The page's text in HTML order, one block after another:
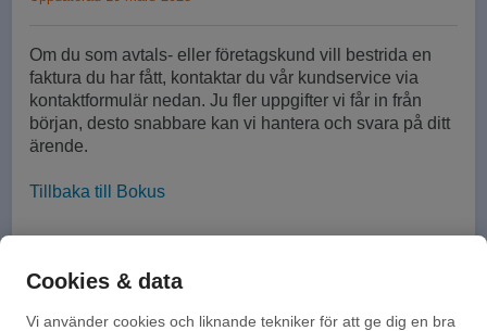
Om du som avtals- eller företagskund vill bestrida en
faktura du har fått, kontaktar du vår kundservice via
kontaktformulär nedan. Ju fler uppgifter vi får in från
början, desto snabbare kan vi hantera och svara på ditt
ärende.
Tillbaka till Bokus
Kontakta oss!
Mejla via vårt kontaktformulär
Cookies & data
Vi använder cookies och liknande tekniker för att ge dig en bra